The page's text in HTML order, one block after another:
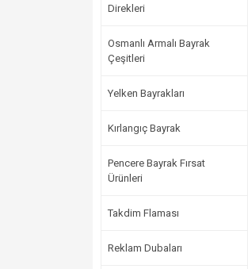
Direkleri
Osmanlı Armalı Bayrak
Çeşitleri
Yelken Bayrakları
Kırlangıç Bayrak
Pencere Bayrak Fırsat
Ürünleri
Takdim Flaması
Reklam Dubaları